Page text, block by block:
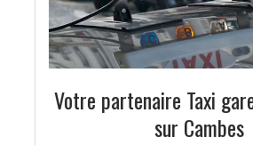
Votre partenaire Taxi
sur Cambes